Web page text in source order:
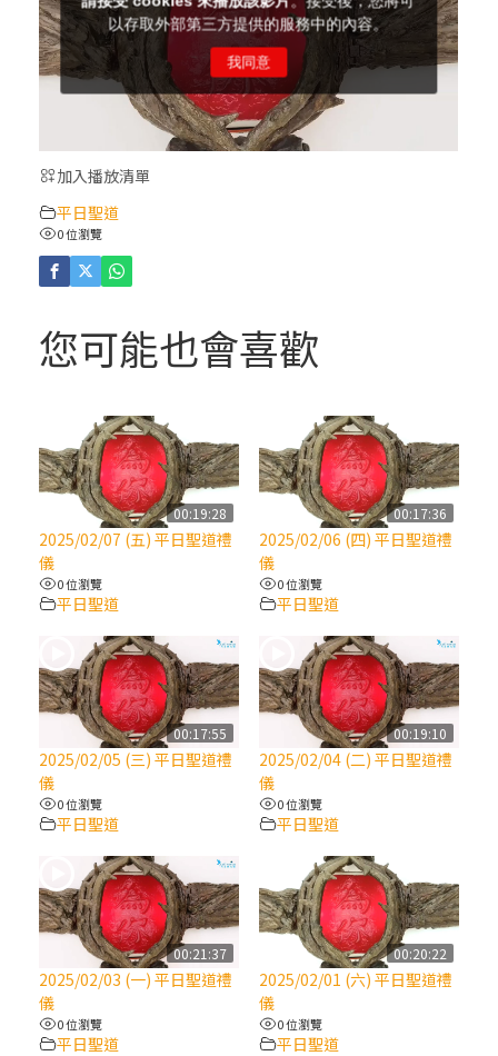
【信仰之旅】第十一集：「教 會」—林必能
神父
【信仰之旅】第十集：「逾越奧蹟」— 錢玲
珠老師
(5)黃敏正主教帶你做「四旬期避靜」—【逾
人相遇
(2)黃敏正主教帶你做「四旬期避靜」—【逾
越的智慧】：七項齋戒的意義與益處
【信仰之旅】第九集：「如果你的痛苦比快
樂多」—歐義明神父 / 應芝莉老師
(1)黃敏正主教帶你做「四旬期避靜」—【逾
越的智慧】：聖方濟的靈修，「不占為己
有」
【信仰之旅】第八集：「耶穌為什麼降生到
人世」—高樂祈修女
2025/10/10【萬物讚頌頌歌 – 太陽與生態音
樂會】紀念聖方濟與已逝教宗方濟各（中）
2025/10/10【萬物讚頌頌歌 – 太陽與生態音
樂會】紀念聖方濟與已逝教宗方濟各（下）
2025/10/10【萬物讚頌頌歌 – 太陽與生態音
樂會】紀念聖方濟與已逝教宗方濟各（上）
加入播放清單
平日聖道
0 位瀏覽
您可能也會喜歡
00:19:28
2025/02/07 (五) 平日聖道禮
儀
0 位瀏覽
平日聖道
00:17:36
2025/02/06 (四) 平日聖道禮
儀
0 位瀏覽
平日聖道
00:17:55
2025/02/05 (三) 平日聖道禮
儀
0 位瀏覽
平日聖道
00:19:10
2025/02/04 (二) 平日聖道禮
儀
0 位瀏覽
平日聖道
00:21:37
2025/02/03 (一) 平日聖道禮
儀
0 位瀏覽
平日聖道
00:20:22
2025/02/01 (六) 平日聖道禮
儀
0 位瀏覽
平日聖道